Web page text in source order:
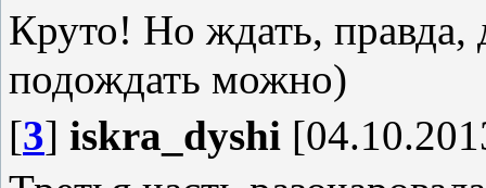
Круто! Но ждать, правда,
подождать можно)
[3] iskra_dyshi